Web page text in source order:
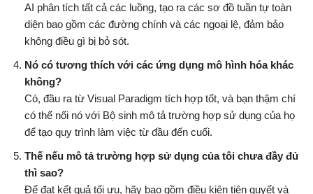
AI phân tích tất cả các luồng, tạo ra các sơ đồ tuần tự toàn
diện bao gồm các đường chính và các ngoại lệ, đảm bảo
không điều gì bị bỏ sót.
Nó có tương thích với các ứng dụng mô hình hóa khác
không?
Có, đầu ra từ Visual Paradigm tích hợp tốt, và bạn thậm chí
có thể nối nó với Bộ sinh mô tả trường hợp sử dụng của họ
để tạo quy trình làm việc từ đầu đến cuối.
Thế nếu mô tả trường hợp sử dụng của tôi chưa đầy đủ
thì sao?
Để đạt kết quả tối ưu, hãy bao gồm điều kiện tiên quyết và